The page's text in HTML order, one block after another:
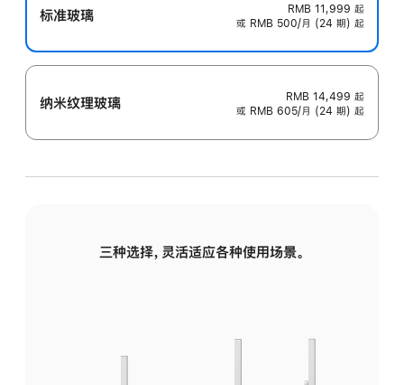
标准玻璃 RMB 11,999 起
或 RMB 500/月 (24 期) 起
纳米纹理玻璃 RMB 14,499 起
或 RMB 605/月 (24 期) 起
三种选择，灵活适应各种使用场景。